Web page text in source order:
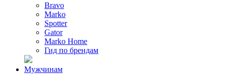
Bravo
Marko
Spotter
Gator
Marko Home
Гид по брендам
Мужчинам